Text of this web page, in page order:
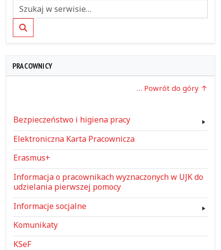
Szukaj
PRACOWNICY
… Powrót do góry
Bezpieczeństwo i higiena pracy
Elektroniczna Karta Pracownicza
Erasmus+
Informacja o pracownikach wyznaczonych w UJK do
udzielania pierwszej pomocy
Informacje socjalne
Komunikaty
KSeF